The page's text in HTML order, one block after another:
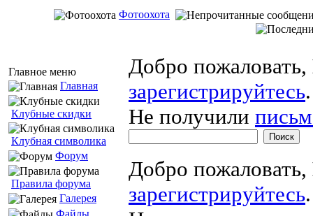
Фотоохота
Главное меню
Главная
Клубные скидки
Клубная символика
Форум
Правила форума
Галерея
Файлы
Добро пожаловать,
зарегистрируйтесь.
Не получили
Добро пожаловать,
зарегистрируйтесь.